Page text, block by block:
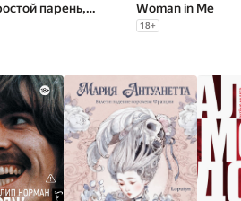
парень,
самым
Woman in Me
18+